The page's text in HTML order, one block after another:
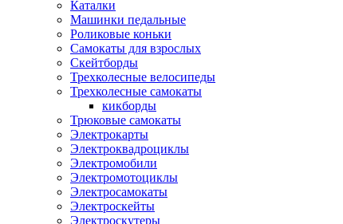
Каталки
Машинки педальные
Роликовые коньки
Самокаты для взрослых
Скейтборды
Трехколесные велосипеды
Трехколесные самокаты
кикборды
Трюковые самокаты
Электрокарты
Электроквадроциклы
Электромобили
Электромотоциклы
Электросамокаты
Электроскейты
Электроскутеры